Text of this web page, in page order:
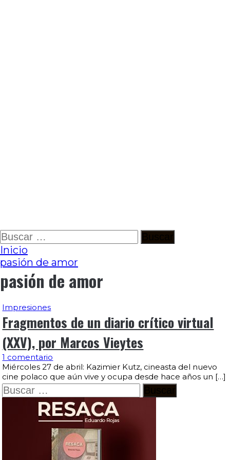
Ir
al
contenido
Buscar:
Inicio
pasión de amor
pasión de amor
Impresiones
Fragmentos de un diario crítico virtual
(XXV), por Marcos Vieytes
1 comentario
Miércoles 27 de abril: Kazimier Kutz, cineasta del nuevo
cine polaco que aún vive y ocupa desde hace años un […]
Buscar: